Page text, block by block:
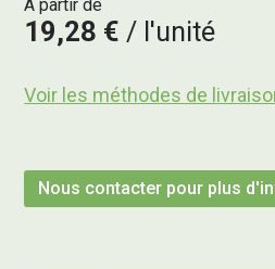
A partir de
19,28 € l'unité
Voir les méthodes de
Nous contacter pour plus